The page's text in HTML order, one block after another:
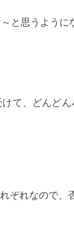
と思うように
て、どんど
ぞれなので、